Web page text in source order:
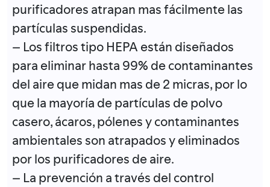
purificadores atrapan mas fácilmente las
partículas suspendidas.
– Los filtros tipo HEPA están diseñados
para eliminar hasta 99% de contaminantes
del aire que midan mas de 2 micras, por lo
que la mayoría de partículas de polvo
casero, ácaros, pólenes y contaminantes
ambientales son atrapados y eliminados
por los purificadores de aire.
– La prevención a través del control